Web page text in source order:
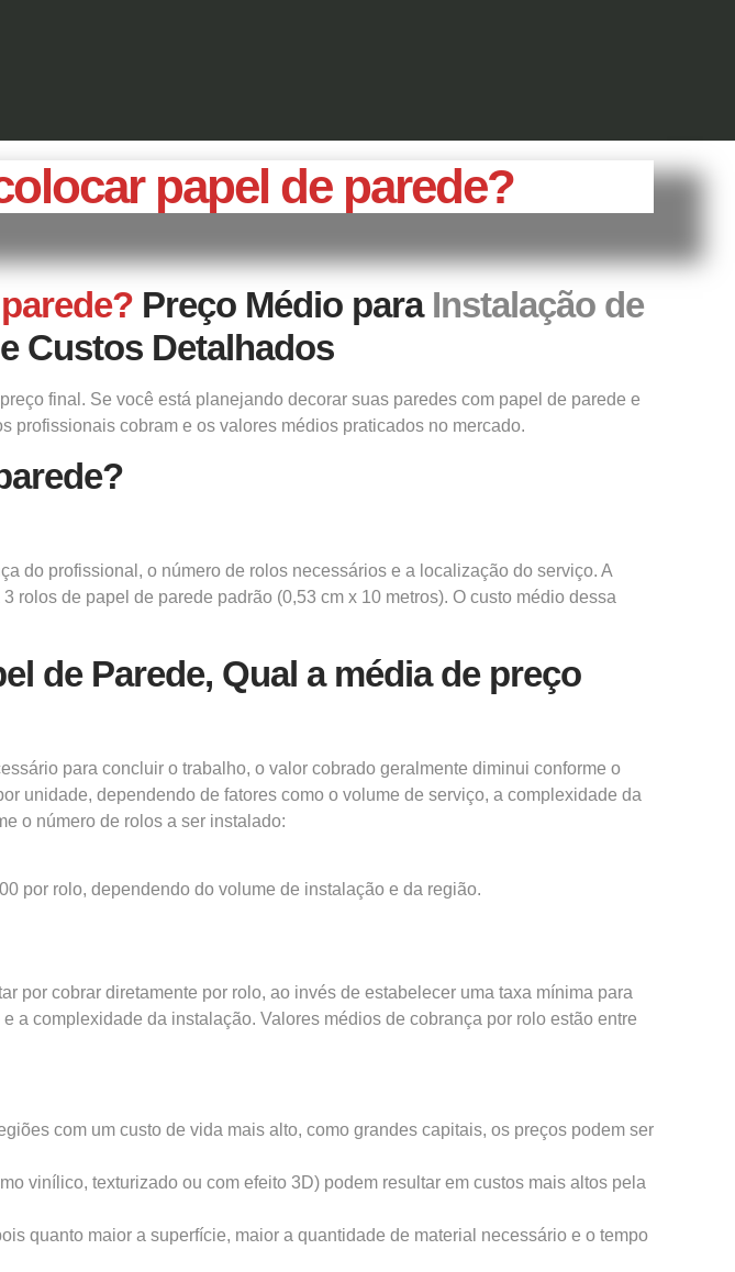
papel de parede?
Preço Médio para Instalação de
Custos Detalhados
final. Se você está planejando decorar suas paredes com papel de parede e
profissionais cobram e os valores médios praticados no mercado.
do profissional, o número de rolos necessários e a localização do serviço. A
rolos de papel de parede padrão (0,53 cm x 10 metros). O custo médio dessa
de Parede, Qual a média de preço
para concluir o trabalho, o valor cobrado geralmente diminui conforme o
unidade, dependendo de fatores como o volume de serviço, a complexidade da
o número de rolos a ser instalado:
por rolo, dependendo do volume de instalação e da região.
por cobrar diretamente por rolo, ao invés de estabelecer uma taxa mínima para
a complexidade da instalação. Valores médios de cobrança por rolo estão entre
com um custo de vida mais alto, como grandes capitais, os preços podem ser
vinílico, texturizado ou com efeito 3D) podem resultar em custos mais altos pela
quanto maior a superfície, maior a quantidade de material necessário e o tempo